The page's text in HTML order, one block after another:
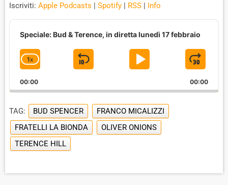
Iscriviti: Apple Podcasts | Spotify | RSS | Info
A
a
e
r
Speciale: Bud & Terence, in diretta lunedì 17 febbraio
C
A
N
G
E
P
L
A
A
1X
S
I
P
B
A
P
A
Y
P
A
J
U
M
00:00 00:00
TAG: BUD SPENCER
FRANCO MICALIZZI
FRATELLI LA BIONDA
OLIVER ONIONS
TERENCE HILL